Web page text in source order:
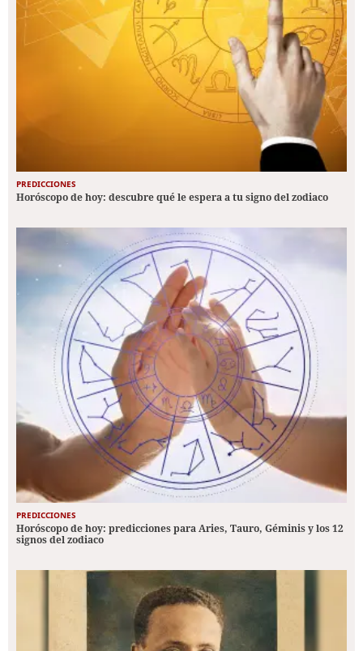
PREDICCIONES
Horóscopo de hoy: descubre qué le espera a tu signo del zodiaco
PREDICCIONES
Horóscopo de hoy: predicciones para Aries, Tauro, Géminis y los 12
signos del zodiaco